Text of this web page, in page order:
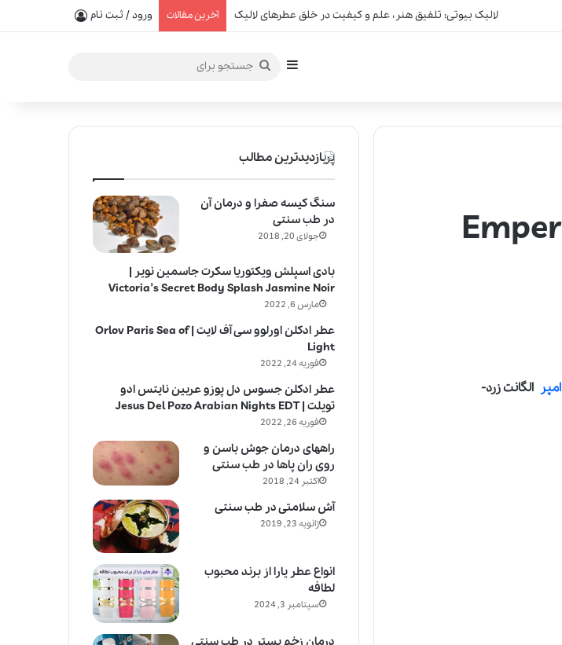
آخرین مقالات لالیک بیوتی: تلفیق هنر، علم و کیفیت در خلق عطرهای لالیک ورود / ثبت نام
سایدبارجستجو
عطر ادکلن امپر الگانت زنانه | Emper
امپر الگانت زرد-
پربازدیدترین مطالب
سنگ کیسه صفرا و درمان آن
در طب سنتی
جولای 20, 2018
بادی اسپلش ویکتوریا سکرت جاسمین نویر |
Victoria’s Secret Body Splash Jasmine Noir
مارس 6, 2022
عطر ادکلن اورلوو سی آف لایت | Orlov Paris Sea of
Light
فوریه 24, 2022
عطر ادکلن جسوس دل پوزو عربین نایتس ادو
تویلت | Jesus Del Pozo Arabian Nights EDT
فوریه 26, 2022
راههای درمان جوش باسن و
روی ران پاها در طب سنتی
اکتبر 24, 2018
آش سلامتی در طب سنتی
ژانویه 23, 2019
انواع عطر یارا از برند محبوب
لطافه
سپتامبر 3, 2024